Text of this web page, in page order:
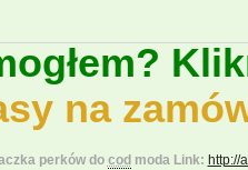
na
perków do cod modaLink: http://